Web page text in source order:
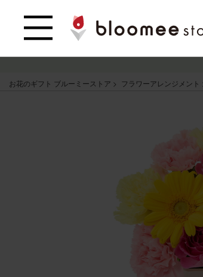
お花のギフト ブルーミーストア フラワーアレンジメント